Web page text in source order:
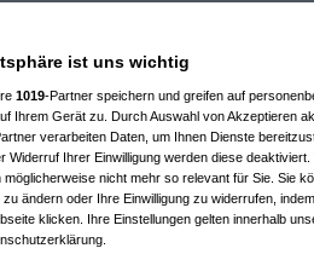
22:15:27)
18.07.2007, 22:15:59)
am 18.07.2007, 22:16:19)
am 18.07.2007, 22:18:21)
am 18.07.2007, 22:18:55)
am 03.08.2007, 20:18:09)
22:30:41)
22:57:34)
22:42:43)
ist uns wichtig
1019-Partner speichern und greifen auf
Ihrem Gerät zu. Durch Auswahl von Akzeptieren
verarbeiten Daten, um Ihnen Dienste
Widerruf Ihrer Einwilligung werden diese
möglicherweise nicht mehr so relevant für Sie. Sie
zu ändern oder Ihre Einwilligung zu widerrufen,
klicken. Ihre Einstellungen gelten innerhalb